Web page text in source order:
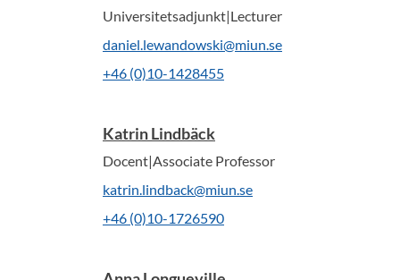
Universitetsadjunkt|Lecturer
daniel.lewandowski@miun.se
+46 (0)10-1428455
Katrin Lindbäck
Docent|Associate Professor
katrin.lindback@miun.se
+46 (0)10-1726590